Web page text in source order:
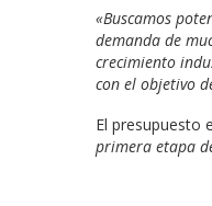
«Buscamos
demanda de
crecimiento
con el objetivo
El presupuesto
primera etapa